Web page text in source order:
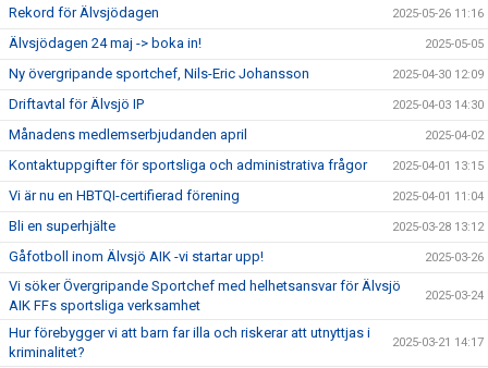
Rekord för Älvsjödagen 2025-05-26 11:16
Älvsjödagen 24 maj -> boka in! 2025-05-05
Ny övergripande sportchef, Nils-Eric Johansson 2025-04-30 12:09
Driftavtal för Älvsjö IP 2025-04-03 14:30
Månadens medlemserbjudanden april 2025-04-02
Kontaktuppgifter för sportsliga och administrativa frågor 2025-04-01 13:15
Vi är nu en HBTQI-certifierad förening 2025-04-01 11:04
Bli en superhjälte 2025-03-28 13:12
Gåfotboll inom Älvsjö AIK -vi startar upp! 2025-03-26
Vi söker Övergripande Sportchef med helhetsansvar för Älvsjö
AIK FFs sportsliga verksamhet
2025-03-24
Hur förebygger vi att barn far illa och riskerar att utnyttjas i
kriminalitet?
2025-03-21 14:17